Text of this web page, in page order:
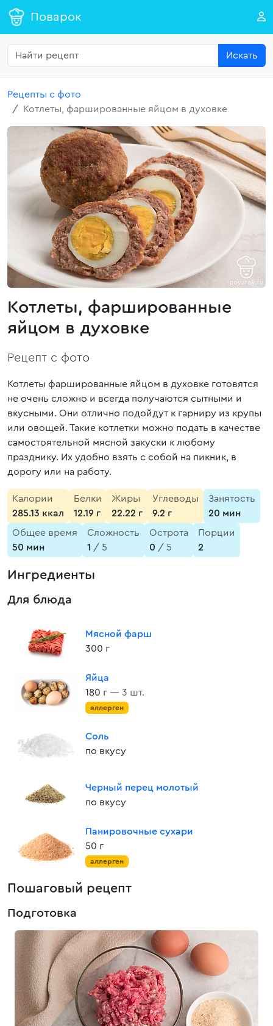
Поварок
Искать
Рецепты с фото
Котлеты, фаршированные яйцом в духовке
Котлеты, фаршированные
яйцом в духовке
Рецепт с фото
Котлеты фаршированные яйцом в духовке готовятся
не очень сложно и всегда получаются сытными и
вкусными. Они отлично подойдут к гарниру из крупы
или овощей. Такие котлетки можно подать в качестве
самостоятельной мясной закуски к любому
празднику. Их удобно взять с собой на пикник, в
дорогу или на работу.
Калории
285.13 ккал
Белки
12.19 г
Жиры
22.22 г
Углеводы
9.2 г
Занятость
20 мин
Общее время
50 мин
Сложность
1 / 5
Острота
0 / 5
Порции
2
Ингредиенты
Для блюда
Мясной фарш
300 г
Яйца
180 г — 3 шт.
аллерген
Соль
по вкусу
Черный перец молотый
по вкусу
Панировочные сухари
50 г
аллерген
Пошаговый рецепт
Подготовка